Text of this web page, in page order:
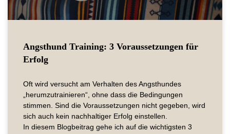
Angsthund Training: 3 Voraussetzungen für
Erfolg
Oft wird versucht am Verhalten des Angsthundes
„herumzutrainieren“, ohne dass die Bedingungen
stimmen. Sind die Voraussetzungen nicht gegeben, wird
sich auch kein nachhaltiger Erfolg einstellen.
In diesem Blogbeitrag gehe ich auf die wichtigsten 3